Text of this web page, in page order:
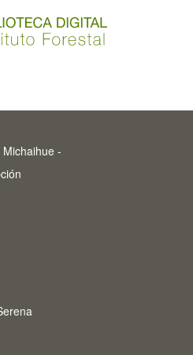
-